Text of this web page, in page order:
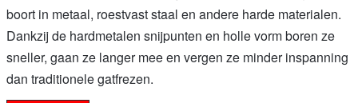
boort in metaal, roestvast staal en andere harde materialen.
Dankzij de hardmetalen snijpunten en holle vorm boren ze
sneller, gaan ze langer mee en vergen ze minder inspanning
dan traditionele gatfrezen.